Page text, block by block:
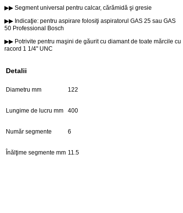
▶▶ Segment universal pentru calcar, cărămidă şi gresie
▶▶ Indicaţie: pentru aspirare folosiţi aspiratorul GAS 25 sau GAS
50 Professional Bosch
▶▶ Potrivite pentru maşini de găurit cu diamant de toate mărcile cu
racord 1 1/4" UNC
Detalii
Diametru mm 122
Lungime de lucru mm 400
Număr segmente 6
Înălţime segmente mm 11.5